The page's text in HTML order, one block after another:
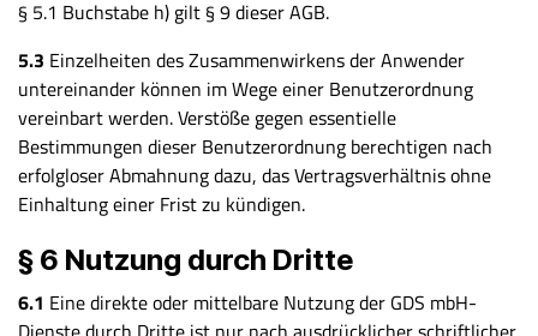
§ 5.1 Buchstabe h) gilt § 9 dieser AGB.
5.3 Einzelheiten des Zusammenwirkens der Anwender
untereinander können im Wege einer Benutzerordnung
vereinbart werden. Verstöße gegen essentielle
Bestimmungen dieser Benutzerordnung berechtigen nach
erfolgloser Abmahnung dazu, das Vertragsverhältnis ohne
Einhaltung einer Frist zu kündigen.
§ 6 Nutzung durch Dritte
6.1 Eine direkte oder mittelbare Nutzung der GDS mbH-